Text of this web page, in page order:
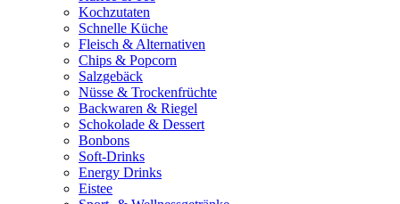
Kochzutaten
Schnelle Küche
Fleisch & Alternativen
Chips & Popcorn
Salzgebäck
Nüsse & Trockenfrüchte
Backwaren & Riegel
Schokolade & Dessert
Bonbons
Soft-Drinks
Energy Drinks
Eistee